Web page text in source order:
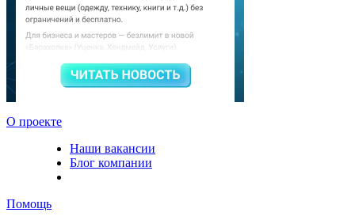
О проекте
Наши вакансии
Блог компании
Помощь